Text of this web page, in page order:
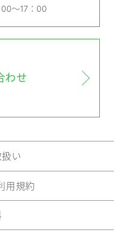
～17：00
わせ
い
用規約